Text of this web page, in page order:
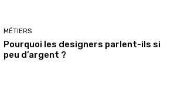
MÉTIERS
Pourquoi les designers parlent-ils si
peu d’argent ?